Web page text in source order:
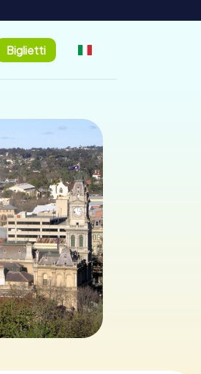
Biglietti